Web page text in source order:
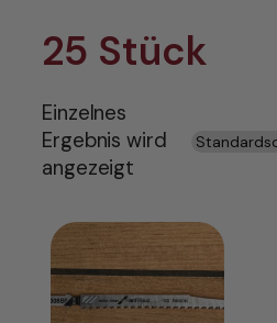
25 Stück
Einzelnes
Ergebnis wird
angezeigt